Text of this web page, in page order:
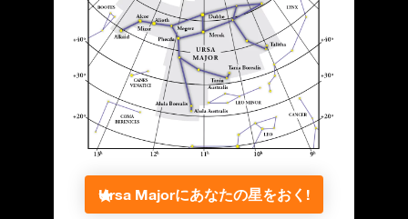
Ursa Majorにあなたの星をおく!